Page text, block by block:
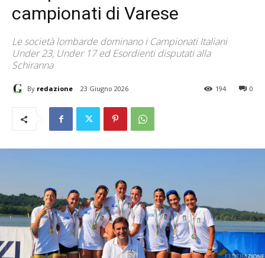
campionati di Varese
Le società lombarde dominano i Campionati Italiani
Under 23, Under 17 ed Esordienti disputati alla
Schiranna
By redazione 23 Giugno 2026 0
194